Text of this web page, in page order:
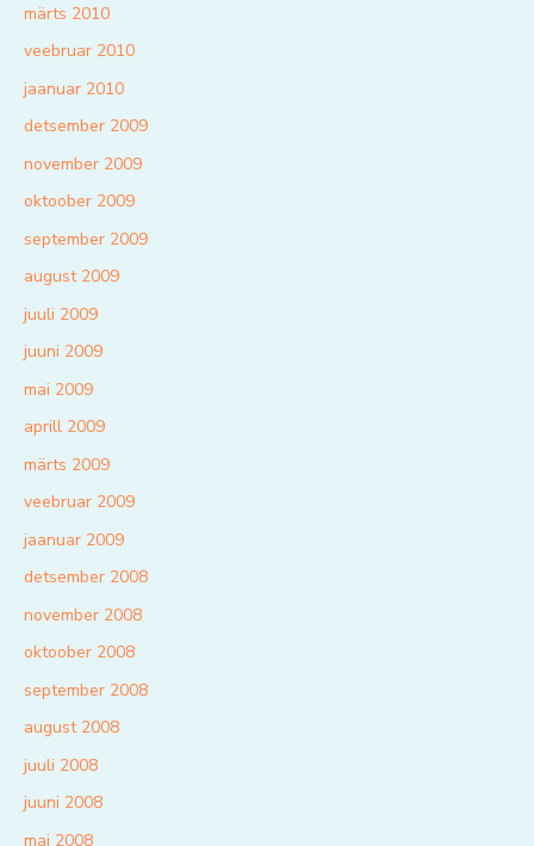
märts 2010
veebruar 2010
jaanuar 2010
detsember 2009
november 2009
oktoober 2009
september 2009
august 2009
juuli 2009
juuni 2009
mai 2009
aprill 2009
märts 2009
veebruar 2009
jaanuar 2009
detsember 2008
november 2008
oktoober 2008
september 2008
august 2008
juuli 2008
juuni 2008
mai 2008